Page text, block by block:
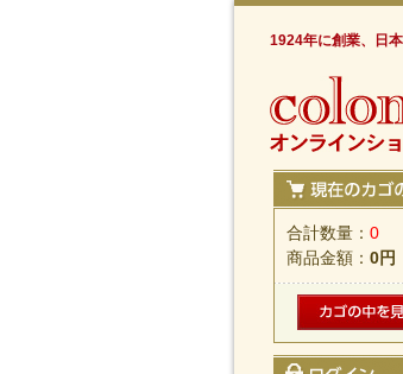
1924年に創業、日
合計数量：0
商品金額：0円